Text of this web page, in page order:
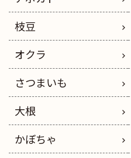
枝豆
オクラ
さつまいも
大根
かぼちゃ